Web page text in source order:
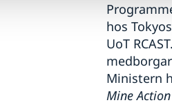
hos
UoT
Ministern
Mine